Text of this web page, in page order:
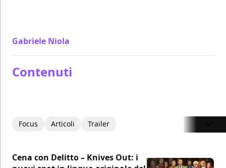
Gabriele Niola
Contenuti
Focus Articoli Trailer
Cena con Delitto – Knives Out: i